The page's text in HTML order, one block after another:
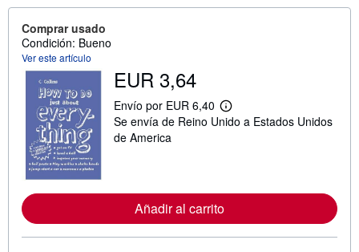
Comprar usado
Condición: Bueno
Ver este artículo
EUR 3,64
Envío por EUR 6,40
M
á
r
Se envía de Reino Unido a Estados Unidos
de America
Añadir al carrito